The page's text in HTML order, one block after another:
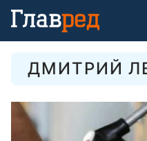
ДМИТРИЙ